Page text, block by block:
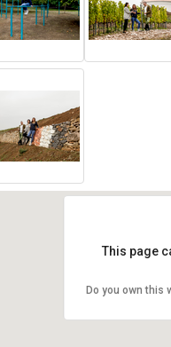
This page
Do you own this